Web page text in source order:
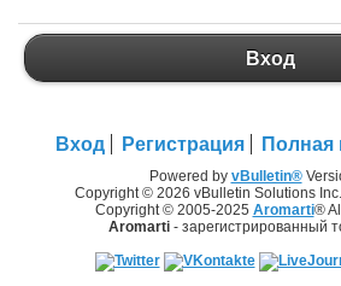
Вход
Вход Регистрация Полная
Powered by vBulletin®
Copyright © 2026 vBulletin Solutions
Copyright © 2005-2025 Aromarti®
Aromarti- зарегистрированный